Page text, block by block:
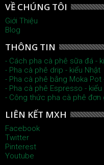
VỀ CHÚNG TÔI
Giới Thiệu
Blog
THÔNG TIN
- Cách pha cà phê sữa đá -
- Pha cà phê drip - kiểu Nhật
- Pha cà phê bằng Moka Pot
- Pha cà phê Espresso - kiểu
- Công thức pha cà phê đơn
LIÊN KẾT MXH
Facebook
Twitter
Pinterest
Youtube